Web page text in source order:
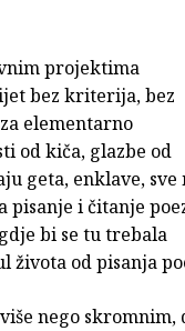
projektima
bez kriterija, bez
elementarno
od kiča, glazbe od
geta, enklave, sve
pisanje i čitanje
bi se tu trebala
od pisanja
nego skromnim,